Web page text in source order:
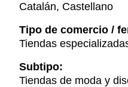
Catalán, Castellano
Tipo de comercio /
Tiendas
Subtipo:
Tiendas de moda y